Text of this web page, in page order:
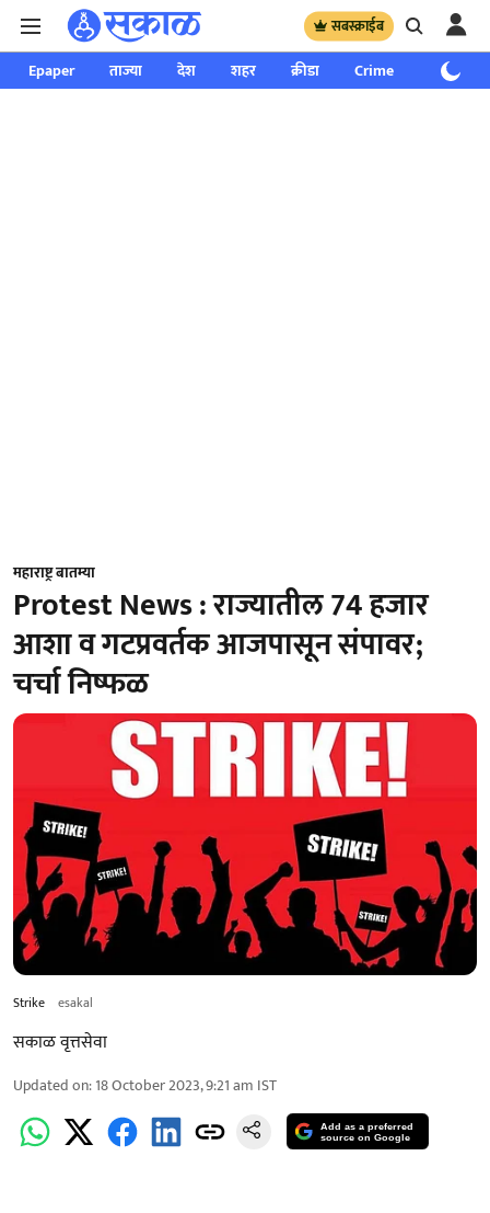
सबस्क्राईब
Epaper ताज्या देश शहर क्रीडा Crime साप्ताहिक
महाराष्ट्र बातम्या
Protest News : राज्यातील 74 हजार
आशा व गटप्रवर्तक आजपासून संपावर;
चर्चा निष्फळ
Strike esakal
सकाळ वृत्तसेवा
Updated on:18 October 2023, 9:21 am IST
Add as a preferred
source on Google